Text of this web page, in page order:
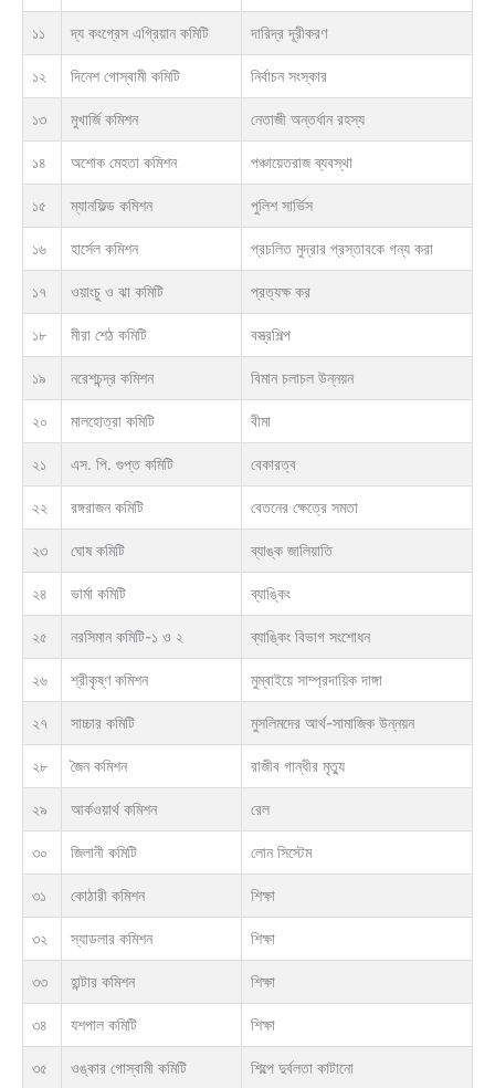
১১ দ্য কংগ্রেস এগ্রিয়ান কমিটি দারিদ্র দূরীকরণ
১২ দিনেশ গোস্বামী কমিটি নির্বাচন সংস্কার
১৩ মুখার্জি কমিশন নেতাজী অন্তর্ধান রহস্য
১৪ অশোক মেহতা কমিশন পঞ্চায়েতরাজ ব্যবস্থা
১৫ ম্যানফিল্ড কমিশন পুলিশ সার্ভিস
১৬ হার্সেল কমিশন প্রচলিত মুদ্রার প্রস্তাবকে গন্য করা
১৭ ওয়াংচু ও ঝা কমিটি প্রত্যক্ষ কর
১৮ মীরা শেঠ কমিটি বস্ত্রশিল্প
১৯ নরেশচন্দ্র কমিশন বিমান চলাচল উন্নয়ন
২০ মালহোত্রা কমিটি বীমা
২১ এস. পি. গুপ্ত কমিটি বেকারত্ব
২২ রঙ্গরাজন কমিটি বেতনের ক্ষেত্রে সমতা
২৩ ঘোষ কমিটি ব্যাঙ্ক জালিয়াতি
২৪ ভার্মা কমিটি ব্যাঙ্কিং
২৫ নরসিমান কমিটি-১ ও ২ ব্যাঙ্কিং বিভাগ সংশোধন
২৬ শ্রীকৃষ্ণ কমিশন মুম্বাইয়ে সাম্প্রদায়িক দাঙ্গা
২৭ সাচ্চার কমিটি মুসলিমদের আর্থ-সামাজিক উন্নয়ন
২৮ জৈন কমিশন রাজীব গান্ধীর মৃত্যু
২৯ আর্কওয়ার্থ কমিশন রেল
৩০ জিলানী কমিটি লোন সিস্টেম
৩১ কোঠারী কমিশন শিক্ষা
৩২ স্যাডলার কমিশন শিক্ষা
৩৩ হান্টার কমিশন শিক্ষা
৩৪ যশপাল কমিটি শিক্ষা
৩৫ ওঙ্কার গোস্বামী কমিটি শিল্পে দুর্বলতা কাটানো